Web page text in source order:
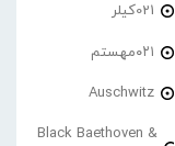
021کیلر
۰۲۱مهستم
Auschwitz
Black Baethoven &